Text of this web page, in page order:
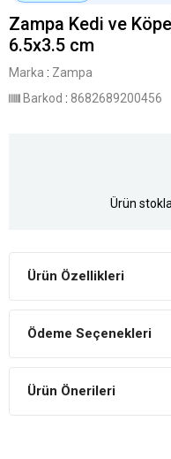
Zampa Kedi ve
6.5x3.5 cm
Marka : Zampa
Barkod : 8682689200456
Ürün
Ürün Özellikleri
Ödeme Seçenekleri
Ürün Önerileri